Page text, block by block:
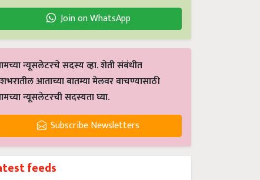
Join on WhatsApp
न्यूसलेटरचे सदस्य व्हा. शेती संबंधीत
आताच्या बातम्या मेलवर वाचण्यासाठी
न्यूसलेटरची सदस्यता घ्या.
Subscribe Newsletters
feeds